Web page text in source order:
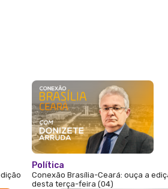
Política
Conexão Brasília-Ceará: ouça a
desta terça-feira (04)